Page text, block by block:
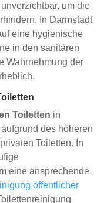
um die
In Darmstadt
eine hygienische
in den sanitären
Wahrnehmung der
Toiletten in
des höheren
Toiletten. In
eine ansprechende
öffentlicher